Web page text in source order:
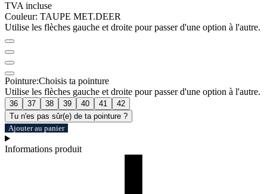
TVA incluse
Couleur: TAUPE MET.DEER
Utilise les flèches gauche et droite pour passer d'une option à l'autre.
Pointure:Choisis ta pointure
Utilise les flèches gauche et droite pour passer d'une option à l'autre.
36 37 38 39 40 41
42
Tu n'es pas sûr(e) de ta pointure ?
Ajouter au panier
Informations produit